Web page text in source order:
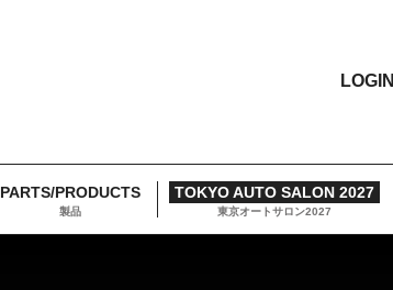
LOGIN
PARTS/PRODUCTS
製品
TOKYO AUTO SALON 2027
東京オートサロン2027